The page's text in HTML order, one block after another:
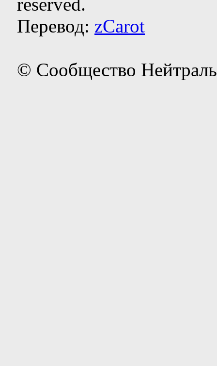
Перевод: zCarot
© Сообщество